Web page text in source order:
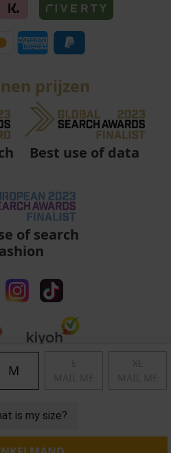
M
prijzen
Best use of data
of search
| Privacy
- 2026 Soccerfanshop